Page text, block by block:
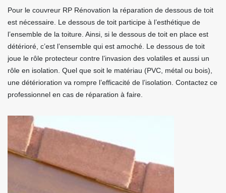
Pour le couvreur RP Rénovation la réparation de dessous de toit
est nécessaire. Le dessous de toit participe à l’esthétique de
l’ensemble de la toiture. Ainsi, si le dessous de toit en place est
détérioré, c’est l’ensemble qui est amoché. Le dessous de toit
joue le rôle protecteur contre l’invasion des volatiles et aussi un
rôle en isolation. Quel que soit le matériau (PVC, métal ou bois),
une détérioration va rompre l’efficacité de l’isolation. Contactez ce
professionnel en cas de réparation à faire.